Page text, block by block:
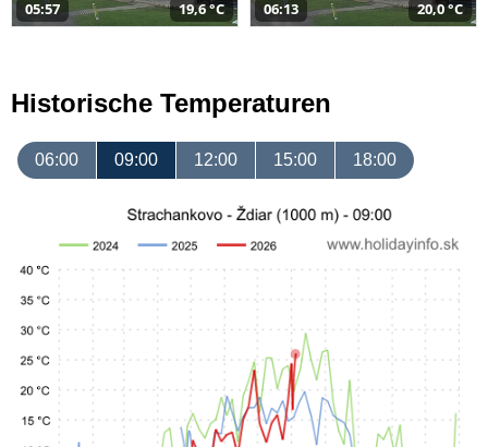
05:57 19,6 °C 06:13 20,0 °C
Historische Temperaturen
06:00 09:00 12:00 15:00 18:00